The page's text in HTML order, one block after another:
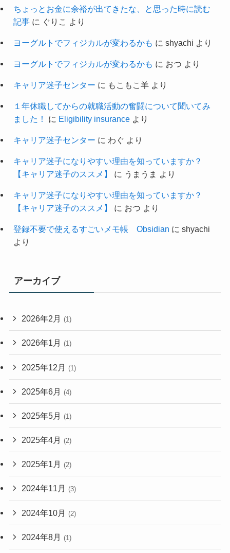
ちょっとお金に余裕が出てきたな、と思った時に読む
記事に ぐりこ より
ヨーグルトでフィジカルが変わるかも に shyachi より
ヨーグルトでフィジカルが変わるかも に おつ より
キャリア迷子センター に もこもこ羊より
１年休職してからの就職活動の奮闘について聞いてみ
ました！
に Eligibility insuranceより
キャリア迷子センター に わぐ より
キャリア迷子になりやすい理由を知っていますか？
【キャリア迷子のススメ】
に うまうま より
キャリア迷子になりやすい理由を知っていますか？
【キャリア迷子のススメ】
に おつ より
登録不要で使えるすごいメモ帳 Obsidian に shyachi
より
アーカイブ
2026年2月 (1)
2026年1月 (1)
2025年12月 (1)
2025年6月 (4)
2025年5月 (1)
2025年4月 (2)
2025年1月 (2)
2024年11月 (3)
2024年10月 (2)
2024年8月 (1)